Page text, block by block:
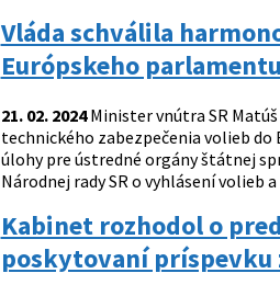
Vláda schválila
Európskeho parlamentu
21. 02. 2024Minister vnútra SR
technického zabezpečenia volieb do
úlohy pre ústredné orgány štátnej
Národnej rady SR o vyhlásení volieb
Kabinet rozhodol o
poskytovaní príspevku